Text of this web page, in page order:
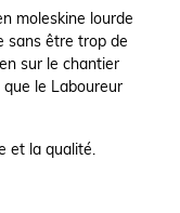
moleskine lourde
sans être trop de
sur le chantier
le Laboureur
et la qualité.